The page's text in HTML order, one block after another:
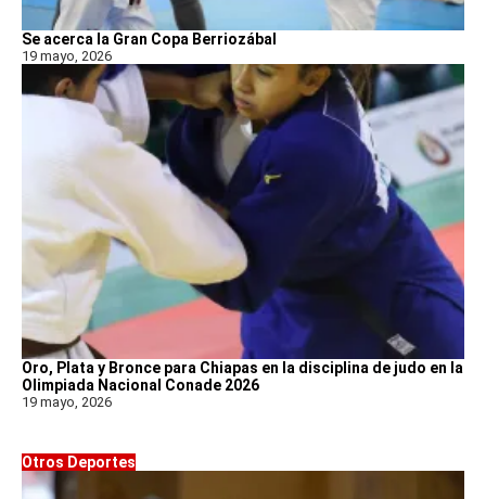
Se acerca la Gran Copa Berriozábal
19 mayo, 2026
Oro, Plata y Bronce para Chiapas en la disciplina de judo en la
Olimpiada Nacional Conade 2026
19 mayo, 2026
Otros Deportes